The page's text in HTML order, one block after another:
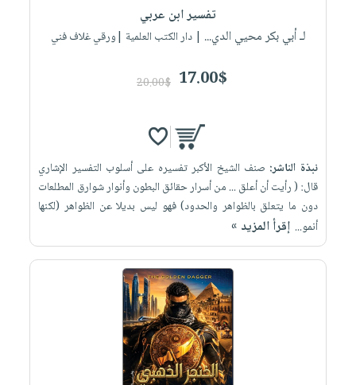
تفسير ابن عربي
لـ أبي بكر محيي الدي... | دار الكتب العلمية |ورقي غلاف فني
17.00$
20.00$
نبذة الناشر: صنف الشيخ الأكبر تفسيره على أسلوب التفسير الإشاري
قال: ( رأيت أن أعلق ... من أسرار حقائق البطون وأنوار شوارق المطلعات
دون ما يتعلق بالظواهر والحدود) فهو ليس بديلا عن الظواهر (لكنها
أنمو... إقرأ المزيد »